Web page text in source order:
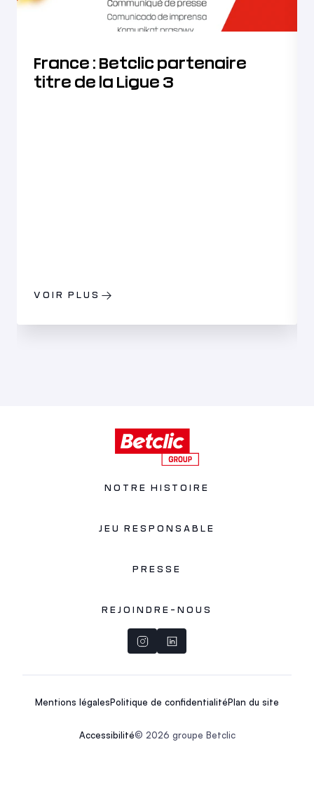
France : Betclic partenaire
titre de la Ligue 3
VOIR PLUS
NOTRE HISTOIRE
JEU RESPONSABLE
PRESSE
REJOINDRE-NOUS
Mentions légalesPolitique de confidentialitéPlan du site
Accessibilité© 2026 groupe Betclic